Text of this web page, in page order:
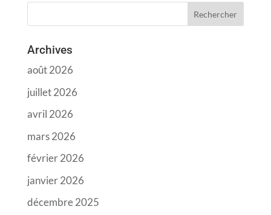
Archives
août 2026
juillet 2026
avril 2026
mars 2026
février 2026
janvier 2026
décembre 2025